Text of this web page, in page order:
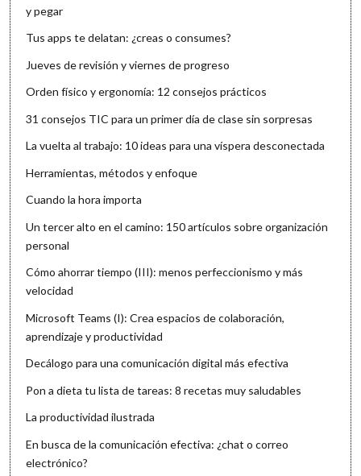
y pegar
Tus apps te delatan: ¿creas o consumes?
Jueves de revisión y viernes de progreso
Orden físico y ergonomía: 12 consejos prácticos
31 consejos TIC para un primer día de clase sin sorpresas
La vuelta al trabajo: 10 ideas para una víspera desconectada
Herramientas, métodos y enfoque
Cuando la hora importa
Un tercer alto en el camino: 150 artículos sobre organización
personal
Cómo ahorrar tiempo (III): menos perfeccionismo y más
velocidad
Microsoft Teams (I): Crea espacios de colaboración,
aprendizaje y productividad
Decálogo para una comunicación digital más efectiva
Pon a dieta tu lista de tareas: 8 recetas muy saludables
La productividad ilustrada
En busca de la comunicación efectiva: ¿chat o correo
electrónico?